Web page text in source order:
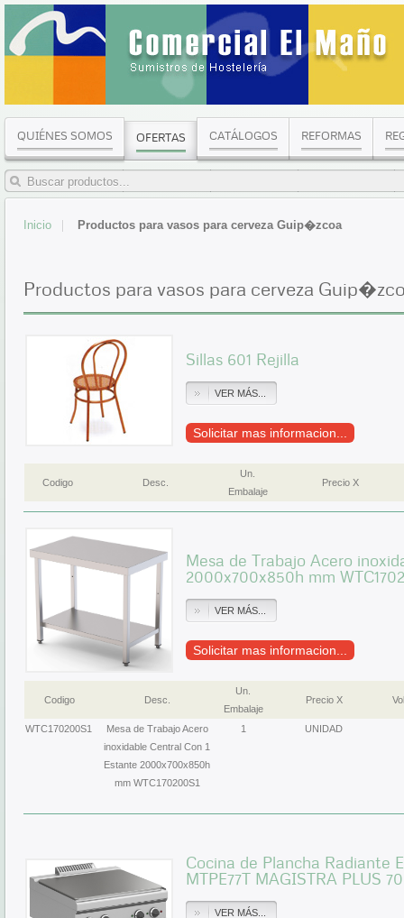
QUIÉNES SOMOS OFERTAS CATÁLOGOS REFORMAS
Inicio Productos para vasos para cerveza Guip�zcoa
Productos para vasos para cerveza
Sillas 601 Rejilla
VER MÁS...
Solicitar mas informacion...
Codigo Desc.
Un.
Embalaje
Precio X
Mesa de Trabajo Acero
2000x700x850h mm
VER MÁS...
Solicitar mas informacion...
Codigo Desc.
Un.
Embalaje
Precio X
WTC170200S1
Mesa de Trabajo Acero
inoxidable Central Con 1
Estante 2000x700x850h
mm WTC170200S1
1 UNIDAD
Cocina de Plancha Radiante
MTPE77T MAGISTRA PLUS
VER MÁS...